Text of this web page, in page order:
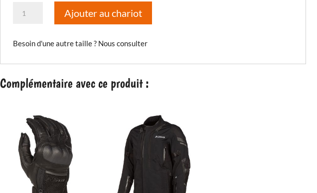
Latitude
Ajouter au chariot
Besoin d'une autre taille ? Nous consulter
Complémentaire avec ce produit :